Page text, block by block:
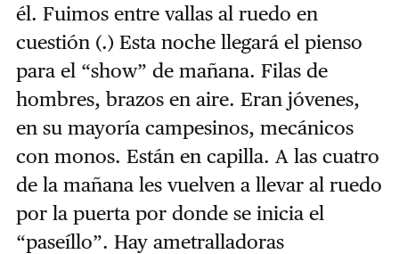
él. Fuimos entre vallas al ruedo en
cuestión (.) Esta noche llegará el pienso
para el “show” de mañana. Filas de
hombres, brazos en aire. Eran jóvenes,
en su mayoría campesinos, mecánicos
con monos. Están en capilla. A las cuatro
de la mañana les vuelven a llevar al ruedo
por la puerta por donde se inicia el
“paseíllo”. Hay ametralladoras